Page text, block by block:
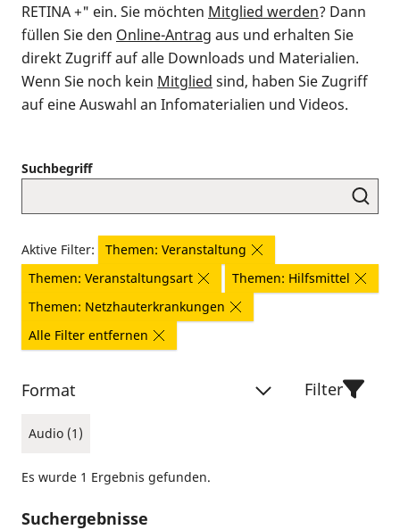
RETINA +" ein. Sie möchten Mitglied werden? Dann
füllen Sie den Online-Antrag aus und erhalten Sie
direkt Zugriff auf alle Downloads und Materialien.
Wenn Sie noch kein Mitglied sind, haben Sie Zugriff
auf eine Auswahl an Infomaterialien und Videos.
Suchbegriff
Aktive Filter:
Themen: Veranstaltung
Themen: Veranstaltungsart
Themen: Hilfsmittel
Themen: Netzhauterkrankungen
Alle Filter entfernen
Format
Audio (1)
Filter
Es wurde 1 Ergebnis gefunden.
Suchergebnisse